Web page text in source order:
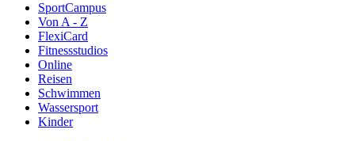
SportCampus
Von A - Z
FlexiCard
Fitnessstudios
Online
Reisen
Schwimmen
Wassersport
Kinder